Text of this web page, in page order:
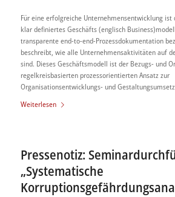
Für eine erfolgreiche Unternehmensentwicklung ist
klar definiertes Geschäfts (englisch
transparente end-to-end-Prozessdokumentation
beschreibt, wie alle Unternehmensaktivitäten auf
sind. Dieses Geschäftsmodell ist der Bezugs- und
regelkreisbasierten prozessorientierten Ansatz zur
Organisationsentwicklungs- und
Weiterlesen
Pressenotiz:
„Systematische